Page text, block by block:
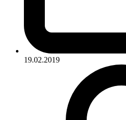
19.02.2019